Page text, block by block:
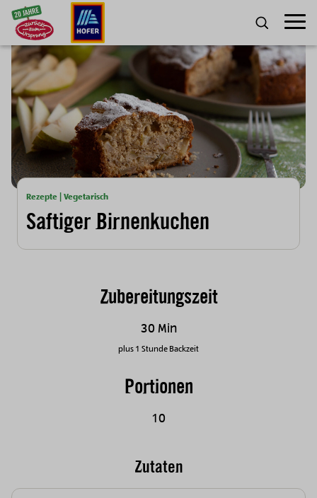
Zum Inhalt
SUCHE
Rezepte | Vegetarisch
Saftiger Birnenkuchen
Zubereitungszeit
30 Min
plus 1 Stunde Backzeit
Portionen
10
Zutaten